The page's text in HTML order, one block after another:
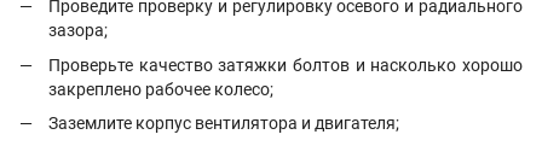
Проведите проверку и регулировку осевого и радиального
зазора;
Проверьте качество затяжки болтов и насколько хорошо
закреплено рабочее колесо;
Заземлите корпус вентилятора и двигателя;